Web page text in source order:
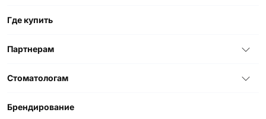
Где купить
Партнерам
Стоматологам
Брендирование